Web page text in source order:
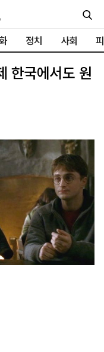
정치 사회
한국에서도 원